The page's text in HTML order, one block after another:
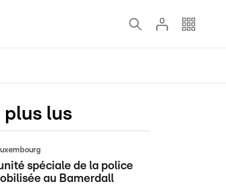
plus lus
spéciale de la police
au Bamerdall